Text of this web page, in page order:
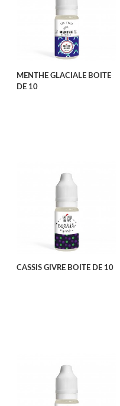
MENTHE GLACIALE BOITE
DE 10
CASSIS GIVRE BOITE DE 10